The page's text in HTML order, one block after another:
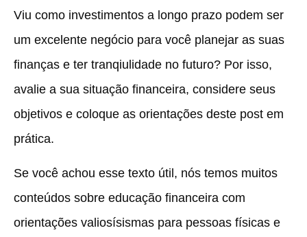
Viu como investimentos a longo prazo podem ser
um excelente negócio para você planejar as suas
finanças e ter tranqiulidade no futuro? Por isso,
avalie a sua situação financeira, considere seus
objetivos e coloque as orientações deste post em
prática.
Se você achou esse texto útil, nós temos muitos
conteúdos sobre educação financeira com
orientações valiosísismas para pessoas físicas e